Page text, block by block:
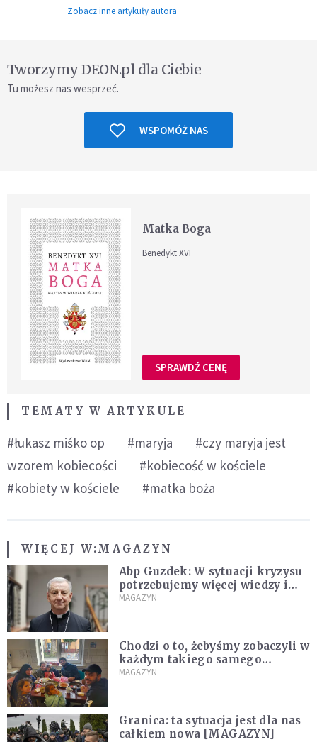
Zobacz inne artykuły autora
Tworzymy DEON.pl dla Ciebie
Tu możesz nas wesprzeć.
WSPOMÓŻ NAS
Matka Boga
Benedykt XVI
SPRAWDŹ CENĘ
TEMATY W ARTYKULE
#łukasz miśko op #maryja
#czy maryja jest
wzorem kobiecości
#kobiecość w kościele
#kobiety w kościele
#matka boża
WIĘCEJ W: MAGAZYN
Abp Guzdek: W sytuacji kryzysu
potrzebujemy więcej wiedzy i
rozumu niż emocji [WYWIAD]
MAGAZYN
Chodzi o to, żebyśmy zobaczyli w
każdym takiego samego
człowieka [WYWIAD]
MAGAZYN
Granica: ta sytuacja jest dla nas
całkiem nowa [MAGAZYN]